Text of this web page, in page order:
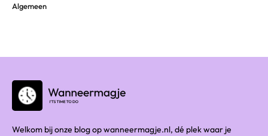
Algemeen
Welkom bij onze blog op wanneermagje.nl, dé plek waar je